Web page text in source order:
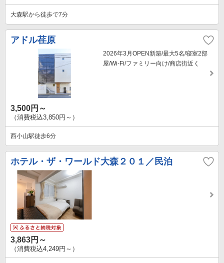
大森駅から徒歩で7分
アドル荏原
2026年3月OPEN新築/最大5名/寝室2部
屋/Wi-Fi/ファミリー向け/商店街近く
3,500円～
（消費税込3,850円～）
西小山駅徒歩6分
ホテル・ザ・ワールド大森２０１／民泊
3,863円～
（消費税込4,249円～）